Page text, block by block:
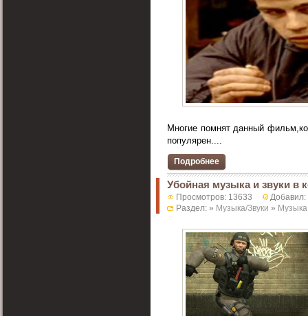
Многие помнят данный
популярен....
Подробнее
Убойная музыка и звуки в
Просмотров: 13633
Добавил:
Раздел: » Музыка/Звуки »